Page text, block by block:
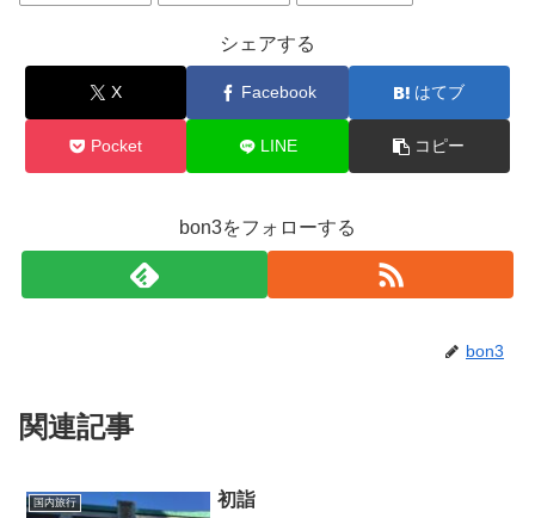
シェアする
X Facebook はてブ
Pocket LINE コピー
bon3をフォローする
bon3
関連記事
国内旅行 初詣